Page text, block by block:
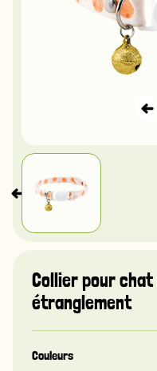
Collier pour
étranglement
Couleurs